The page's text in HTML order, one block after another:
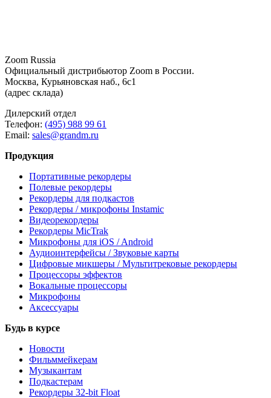
Zoom Russia
Официальный дистрибьютор Zoom в России.
Москва, Курьяновская наб., 6с1
(адрес склада)
Дилерский отдел
Телефон: (495) 988 99 61
Email: sales@grandm.ru
Продукция
Портативные рекордеры
Полевые рекордеры
Рекордеры для подкастов
Рекордеры / микрофоны Instamic
Видеорекордеры
Рекордеры MicTrak
Микрофоны для iOS / Android
Аудиоинтерфейсы / Звуковые карты
Цифровые микшеры / Мультитрековые рекордеры
Процессоры эффектов
Вокальные процессоры
Микрофоны
Аксессуары
Будь в курсе
Новости
Фильммейкерам
Музыкантам
Подкастерам
Рекордеры 32‑bit Float